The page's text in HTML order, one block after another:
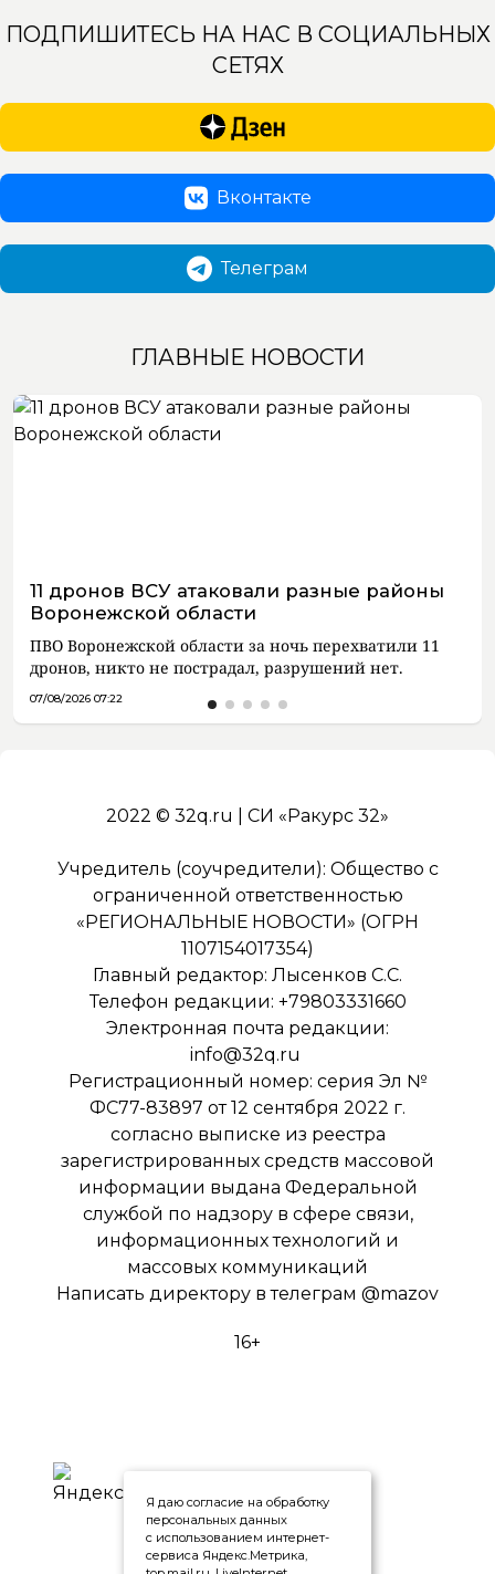
ПОДПИШИТЕСЬ НА НАС В СОЦИАЛЬНЫХ
СЕТЯХ
Вконтакте
Телеграм
ГЛАВНЫЕ НОВОСТИ
11 дронов ВСУ атаковали разные районы
Воронежской области
ПВО Воронежской области за ночь перехватили 11
дронов, никто не пострадал, разрушений нет.
07/08/2026 07:22
2022 © 32q.ru | СИ «Ракурс 32»
Учредитель (соучредители): Общество с
ограниченной ответственностью
«РЕГИОНАЛЬНЫЕ НОВОСТИ» (ОГРН
1107154017354)
Главный редактор: Лысенков С.С.
Телефон редакции: +79803331660
Электронная почта редакции:
info@32q.ru
Регистрационный номер: серия Эл №
ФС77-83897 от 12 сентября 2022 г.
согласно выписке из реестра
зарегистрированных средств массовой
информации выдана Федеральной
службой по надзору в сфере связи,
информационных технологий и
массовых коммуникаций
Написать директору в телеграм @mazov
16+
Я даю согласие на обработку
персональных данных
с использованием интернет-
сервиса Яндекс.Метрика,